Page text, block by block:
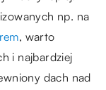
np. na
, warto
i najbardziej
dach nad